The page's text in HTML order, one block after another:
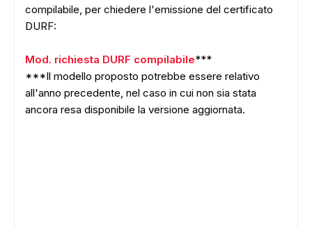
compilabile, per chiedere l'emissione del certificato
DURF:
Mod. richiesta DURF compilabile***
***Il modello proposto potrebbe essere relativo
all'anno precedente, nel caso in cui non sia stata
ancora resa disponibile la versione aggiornata.